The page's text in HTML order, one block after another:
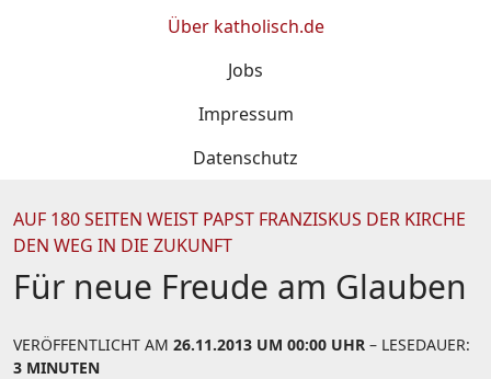
Über katholisch.de
Jobs
Impressum
Datenschutz
AUF 180 SEITEN WEIST PAPST FRANZISKUS DER KIRCHE
DEN WEG IN DIE ZUKUNFT
Für neue Freude am Glauben
VERÖFFENTLICHT AM 26.11.2013 UM 00:00 UHR – LESEDAUER:
3 MINUTEN